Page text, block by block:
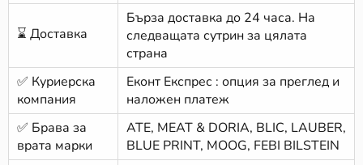
⌛ Доставка
Бърза доставка до 24 часа. На
следващата сутрин за цялата
страна
✅ Куриерска
компания
Еконт Експрес : опция за преглед и
наложен платеж
✅ Брава за
врата марки
ATE, MEAT & DORIA, BLIC, LAUBER,
BLUE PRINT, MOOG, FEBI BILSTEIN